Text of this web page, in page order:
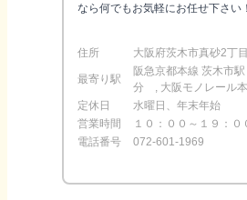
なら何でもお気軽にお任せ下さい
住所 大阪府茨木市真砂2丁
最寄り駅
阪急京都本線 茨木市
分 , 大阪モノレール
定休日
水曜日、年末年始
営業時間
１０：００～１９：０
電話番号
072-601-1969